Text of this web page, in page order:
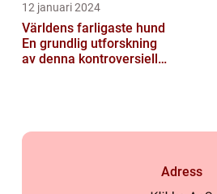
12 januari 2024
Världens farligaste hund
En grundlig utforskning
av denna kontroversiella
Adress